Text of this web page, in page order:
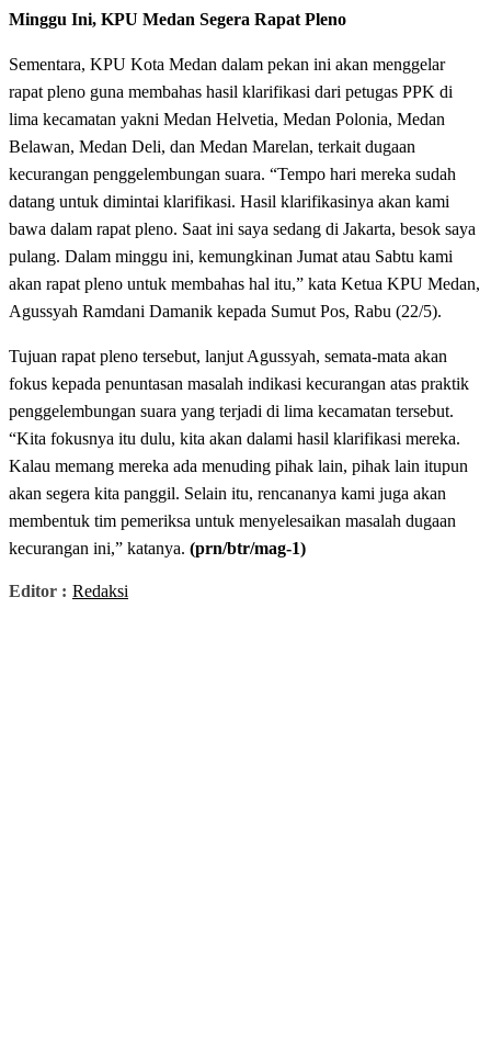
Minggu Ini, KPU Medan Segera Rapat Pleno
Sementara, KPU Kota Medan dalam pekan ini akan menggelar
rapat pleno guna membahas hasil klarifikasi dari petugas PPK di
lima kecamatan yakni Medan Helvetia, Medan Polonia, Medan
Belawan, Medan Deli, dan Medan Marelan, terkait dugaan
kecurangan penggelembungan suara. “Tempo hari mereka sudah
datang untuk dimintai klarifikasi. Hasil klarifikasinya akan kami
bawa dalam rapat pleno. Saat ini saya sedang di Jakarta, besok saya
pulang. Dalam minggu ini, kemungkinan Jumat atau Sabtu kami
akan rapat pleno untuk membahas hal itu,” kata Ketua KPU Medan,
Agussyah Ramdani Damanik kepada Sumut Pos, Rabu (22/5).
Tujuan rapat pleno tersebut, lanjut Agussyah, semata-mata akan
fokus kepada penuntasan masalah indikasi kecurangan atas praktik
penggelembungan suara yang terjadi di lima kecamatan tersebut.
“Kita fokusnya itu dulu, kita akan dalami hasil klarifikasi mereka.
Kalau memang mereka ada menuding pihak lain, pihak lain itupun
akan segera kita panggil. Selain itu, rencananya kami juga akan
membentuk tim pemeriksa untuk menyelesaikan masalah dugaan
kecurangan ini,” katanya. (prn/btr/mag-1)
Editor : Redaksi